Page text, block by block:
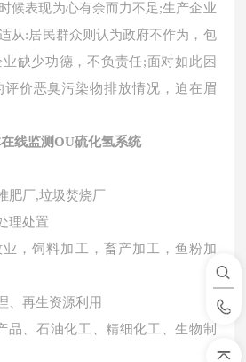
候表现为心有余而力不足;生产企业
从:居民群众则认为政府不作为，包
缺少功德，不负责任;面对如此困
价恶臭污染物排放情况，迫在眉
线监测OU硫化氢系统
肥厂,垃圾焚烧厂
理处置
，饲料加工，畜产加工，鱼粉加
、再生资源利用
品、石油化工、精细化工、生物制